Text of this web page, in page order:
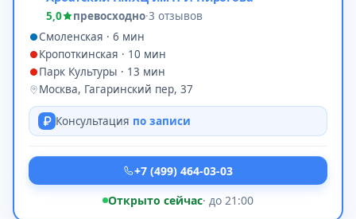
5,0 превосходно·3 отзывов
Смоленская · 6 мин
Кропоткинская · 10 мин
Парк Культуры · 13 мин
Москва, Гагаринский пер, 37
Консультация по записи
+7 (499) 464-03-03
Открыто сейчас· до 21:00